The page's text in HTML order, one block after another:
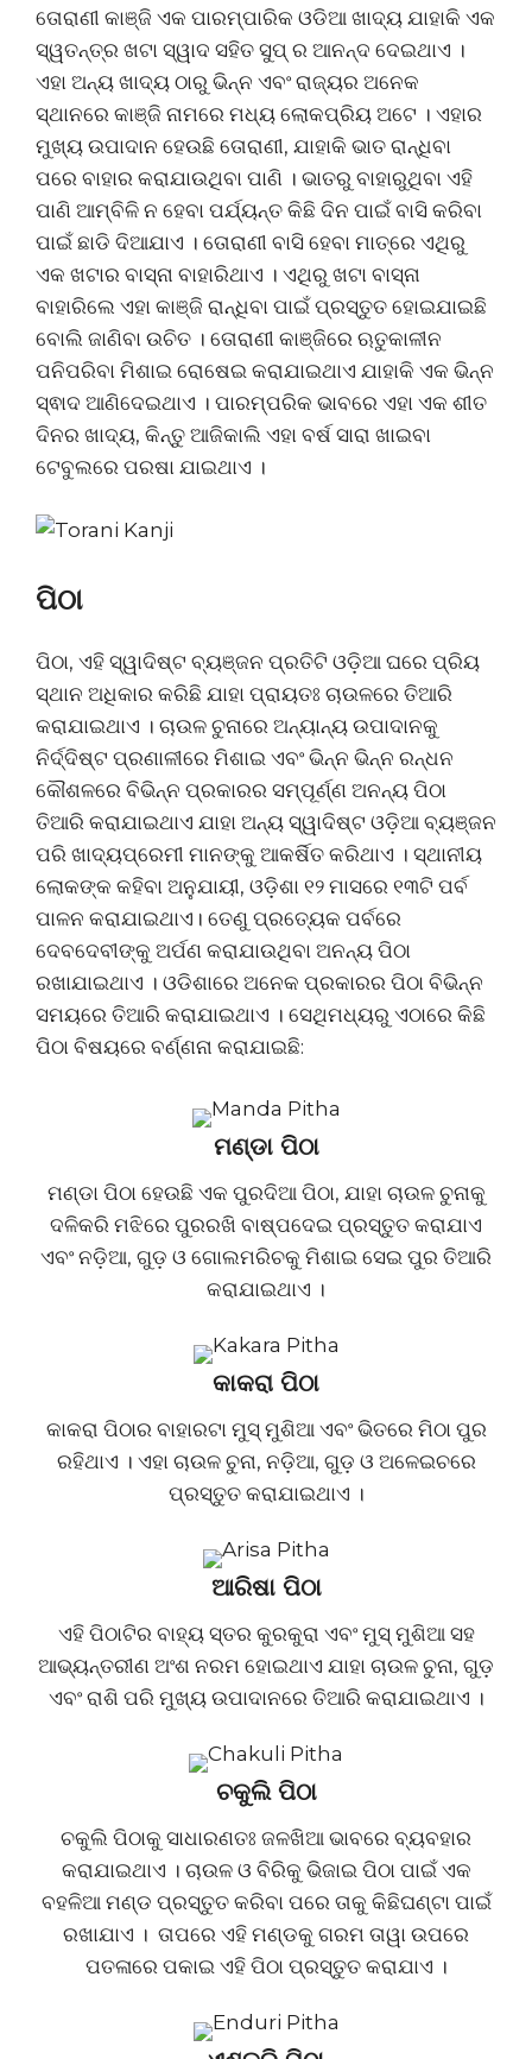
ତୋରାଣୀ କାଞ୍ଜି ଏକ ପାରମ୍ପାରିକ ଓଡିଆ ଖାଦ୍ୟ ଯାହାକି ଏକ
ସ୍ୱତନ୍ତ୍ର ଖଟା ସ୍ୱାଦ ସହିତ ସୁପ୍ ର ଆନନ୍ଦ ଦେଇଥାଏ ।
ଏହା ଅନ୍ୟ ଖାଦ୍ୟ ଠାରୁ ଭିନ୍ନ ଏବଂ ରାଜ୍ୟର ଅନେକ
ସ୍ଥାନରେ କାଞ୍ଜି ନାମରେ ମଧ୍ୟ ଲୋକପ୍ରିୟ ଅଟେ । ଏହାର
ମୁଖ୍ୟ ଉପାଦାନ ହେଉଛି ତୋରାଣୀ, ଯାହାକି ଭାତ ରାନ୍ଧିବା
ପରେ ବାହାର କରାଯାଉଥିବା ପାଣି । ଭାତରୁ ବାହାରୁଥିବା ଏହି
ପାଣି ଆମ୍ବିଳି ନ ହେବା ପର୍ଯ୍ୟନ୍ତ କିଛି ଦିନ ପାଇଁ ବାସି କରିବା
ପାଇଁ ଛାଡି ଦିଆଯାଏ । ତୋରାଣୀ ବାସି ହେବା ମାତ୍ରେ ଏଥିରୁ
ଏକ ଖଟାର ବାସ୍ନା ବାହାରିଥାଏ । ଏଥିରୁ ଖଟା ବାସ୍ନା
ବାହାରିଲେ ଏହା କାଞ୍ଜି ରାନ୍ଧିବା ପାଇଁ ପ୍ରସ୍ତୁତ ହୋଇଯାଇଛି
ବୋଲି ଜାଣିବା ଉଚିତ । ତୋରାଣୀ କାଞ୍ଜିରେ ଋତୁକାଳୀନ
ପନିପରିବା ମିଶାଇ ରୋଷେଇ କରାଯାଇଥାଏ ଯାହାକି ଏକ ଭିନ୍ନ
ସ୍ଵାଦ ଆଣିଦେଇଥାଏ । ପାରମ୍ପରିକ ଭାବରେ ଏହା ଏକ ଶୀତ
ଦିନର ଖାଦ୍ୟ, କିନ୍ତୁ ଆଜିକାଲି ଏହା ବର୍ଷ ସାରା ଖାଇବା
ଟେବୁଲରେ ପରଷା ଯାଇଥାଏ ।
ପିଠା
ପିଠା, ଏହି ସ୍ୱାଦିଷ୍ଟ ବ୍ୟଞ୍ଜନ ପ୍ରତିଟି ଓଡ଼ିଆ ଘରେ ପ୍ରିୟ
ସ୍ଥାନ ଅଧିକାର କରିଛି ଯାହା ପ୍ରାୟତଃ ଚାଉଳରେ ତିଆରି
କରାଯାଇଥାଏ । ଚାଉଳ ଚୁନାରେ ଅନ୍ୟାନ୍ୟ ଉପାଦାନକୁ
ନିର୍ଦ୍ଦିଷ୍ଟ ପ୍ରଣାଳୀରେ ମିଶାଇ ଏବଂ ଭିନ୍ନ ଭିନ୍ନ ରନ୍ଧନ
କୌଶଳରେ ବିଭିନ୍ନ ପ୍ରକାରର ସମ୍ପୂର୍ଣ୍ଣ ଅନନ୍ୟ ପିଠା
ତିଆରି କରାଯାଇଥାଏ ଯାହା ଅନ୍ୟ ସ୍ୱାଦିଷ୍ଟ ଓଡ଼ିଆ ବ୍ୟଞ୍ଜନ
ପରି ଖାଦ୍ୟପ୍ରେମୀ ମାନଙ୍କୁ ଆକର୍ଷିତ କରିଥାଏ । ସ୍ଥାନୀୟ
ଲୋକଙ୍କ କହିବା ଅନୁଯାୟୀ, ଓଡ଼ିଶା ୧୨ ମାସରେ ୧୩ଟି ପର୍ବ
ପାଳନ କରାଯାଇଥାଏ। ତେଣୁ ପ୍ରତ୍ୟେକ ପର୍ବରେ
ଦେବଦେବୀଙ୍କୁ ଅର୍ପଣ କରାଯାଉଥିବା ଅନନ୍ୟ ପିଠା
ରଖାଯାଇଥାଏ । ଓଡିଶାରେ ଅନେକ ପ୍ରକାରର ପିଠା ବିଭିନ୍ନ
ସମୟରେ ତିଆରି କରାଯାଇଥାଏ । ସେଥିମଧ୍ୟରୁ ଏଠାରେ କିଛି
ପିଠା ବିଷୟରେ ବର୍ଣ୍ଣନା କରାଯାଇଛି:
ମଣ୍ଡା ପିଠା
ମଣ୍ଡା ପିଠା ହେଉଛି ଏକ ପୁରଦିଆ ପିଠା, ଯାହା ଚାଉଳ ଚୁନାକୁ
ଦଳିକରି ମଝିରେ ପୁରରଖି ବାଷ୍ପଦେଇ ପ୍ରସ୍ତୁତ କରାଯାଏ
ଏବଂ ନଡ଼ିଆ, ଗୁଡ଼ ଓ ଗୋଲମରିଚକୁ ମିଶାଇ ସେଇ ପୁର ତିଆରି
କରାଯାଇଥାଏ ।
କାକରା ପିଠା
କାକରା ପିଠାର ବାହାରଟା ମୁସ୍ ମୁଶିଆ ଏବଂ ଭିତରେ ମିଠା ପୁର
ରହିଥାଏ । ଏହା ଚାଉଳ ଚୁନା, ନଡ଼ିଆ, ଗୁଡ଼ ଓ ଅଳେଇଚରେ
ପ୍ରସ୍ତୁତ କରାଯାଇଥାଏ ।
ଆରିଷା ପିଠା
ଏହି ପିଠାଟିର ବାହ୍ୟ ସ୍ତର କୁରକୁରା ଏବଂ ମୁସ୍ ମୁଶିଆ ସହ
ଆଭ୍ୟନ୍ତରୀଣ ଅଂଶ ନରମ ହୋଇଥାଏ ଯାହା ଚାଉଳ ଚୁନା, ଗୁଡ଼
ଏବଂ ରାଶି ପରି ମୁଖ୍ୟ ଉପାଦାନରେ ତିଆରି କରାଯାଇଥାଏ ।
ଚକୁଲି ପିଠା
ଚକୁଲି ପିଠାକୁ ସାଧାରଣତଃ ଜଳଖିଆ ଭାବରେ ବ୍ୟବହାର
କରାଯାଇଥାଏ । ଚାଉଳ ଓ ବିରିକୁ ଭିଜାଇ ପିଠା ପାଇଁ ଏକ
ବହଳିଆ ମଣ୍ଡ ପ୍ରସ୍ତୁତ କରିବା ପରେ ତାକୁ କିଛିଘଣ୍ଟା ପାଇଁ
ରଖାଯାଏ । ତାପରେ ଏହି ମଣ୍ଡକୁ ଗରମ ତାୱା ଉପରେ
ପତଳାରେ ପକାଇ ଏହି ପିଠା ପ୍ରସ୍ତୁତ କରାଯାଏ ।